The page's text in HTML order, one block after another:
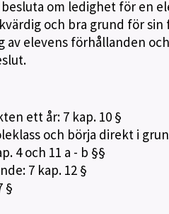
om ledighet för en
och bra grund för
av elevens förhållanden
ett år: 7 kap. 10 §
och börja direkt i
4 och 11 a - b §§
7 kap. 12 §
§